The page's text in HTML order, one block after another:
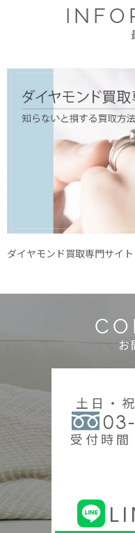
ダイヤモンド買取専門サイト
お
土日・
受付時